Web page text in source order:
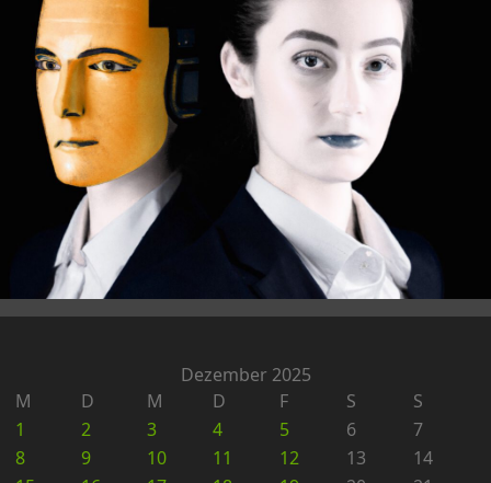
Dezember 2025
M
D M D F S
S
1
2 3 4 5 6
7
8
9 10 11 12 13
14